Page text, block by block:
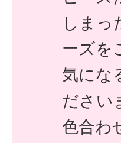
しまっ
ーズを
気にな
ださい
色合わ